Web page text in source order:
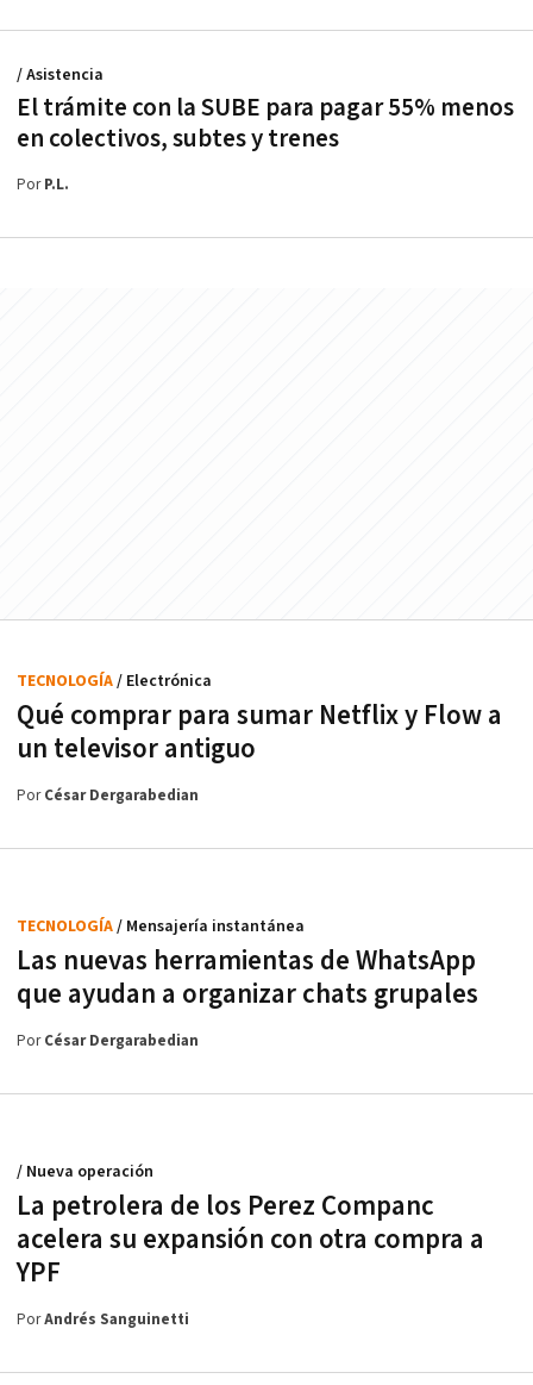
El trámite con la SUBE para pagar 55% menos
en colectivos, subtes y trenes
/ Asistencia
PorP.L.
Qué comprar para sumar Netflix y Flow a
un televisor antiguo
TECNOLOGÍA/ Electrónica
PorCésar Dergarabedian
Las nuevas herramientas de WhatsApp
que ayudan a organizar chats grupales
TECNOLOGÍA/ Mensajería instantánea
PorCésar Dergarabedian
La petrolera de los Perez Companc
acelera su expansión con otra compra a
YPF
/ Nueva operación
PorAndrés Sanguinetti